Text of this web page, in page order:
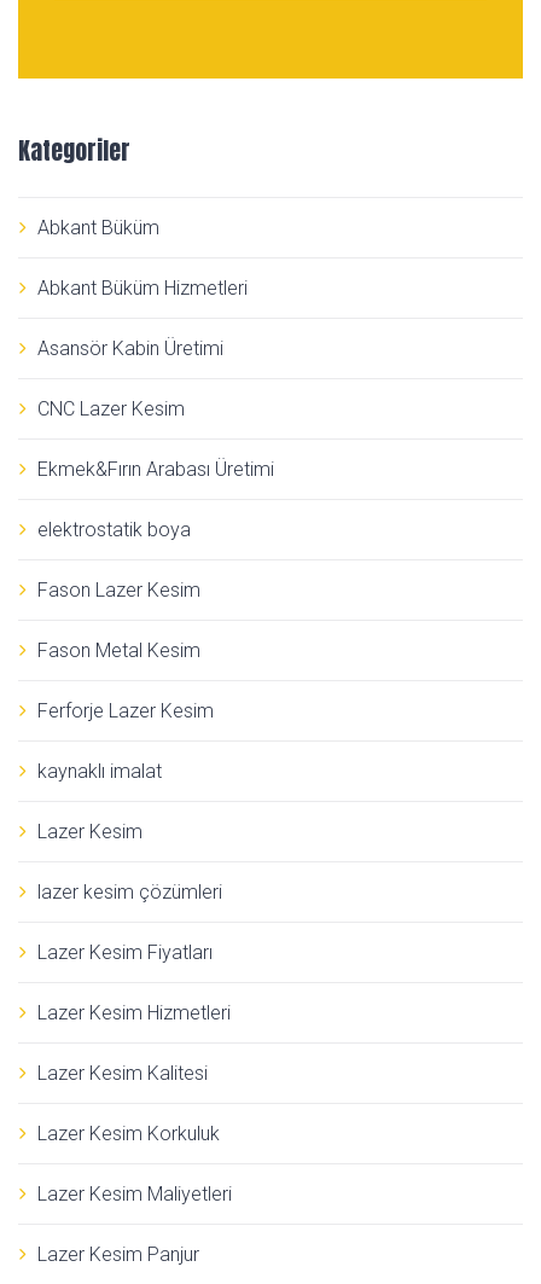
Kategoriler
Abkant Büküm
Abkant Büküm Hizmetleri
Asansör Kabin Üretimi
CNC Lazer Kesim
Ekmek&Fırın Arabası Üretimi
elektrostatik boya
Fason Lazer Kesim
Fason Metal Kesim
Ferforje Lazer Kesim
kaynaklı imalat
Lazer Kesim
lazer kesim çözümleri
Lazer Kesim Fiyatları
Lazer Kesim Hizmetleri
Lazer Kesim Kalitesi
Lazer Kesim Korkuluk
Lazer Kesim Maliyetleri
Lazer Kesim Panjur